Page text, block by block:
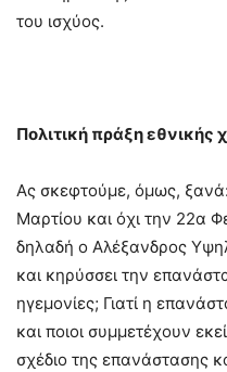
του ισχύος.
Πολιτική πράξη εθνικής
Ας σκεφτούμε, όμως, ξανά:
Μαρτίου και όχι την 22α
δηλαδή ο Αλέξανδρος
και κηρύσσει την
ηγεμονίες; Γιατί η
και ποιοι συμμετέχουν
σχέδιο της επανάστασης